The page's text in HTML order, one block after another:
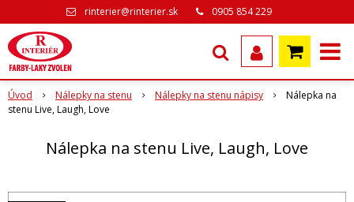
rinterier@rinterier.sk 0905 854 229
Úvod Nálepky na stenu Nálepky na stenu nápisy
Nálepka na
stenu Live, Laugh, Love
Nálepka na stenu Live, Laugh, Love